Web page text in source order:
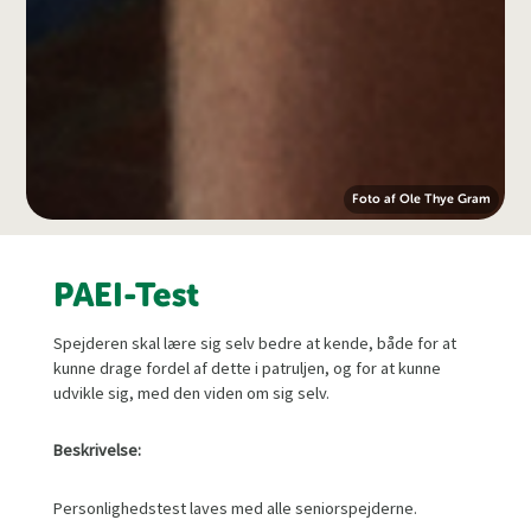
Foto af Ole Thye Gram
PAEI-Test
Spejderen skal lære sig selv bedre at kende, både for at
kunne drage fordel af dette i patruljen, og for at kunne
udvikle sig, med den viden om sig selv.
Beskrivelse:
Personlighedstest laves med alle seniorspejderne.